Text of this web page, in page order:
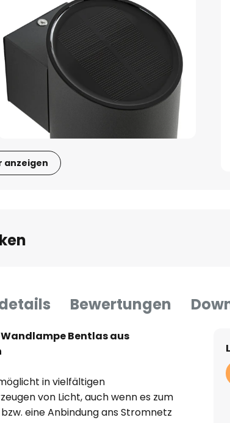
anzeigen
Bewertungen
Bentlas aus
in vielfältigen
von Licht, auch wenn es zum
eine Anbindung ans Stromnetz